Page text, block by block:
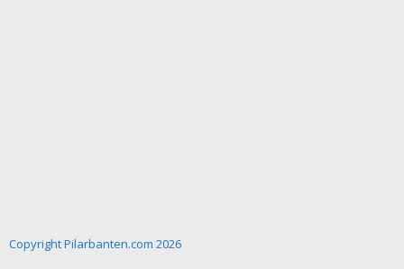
Copyright Pilarbanten.com 2026